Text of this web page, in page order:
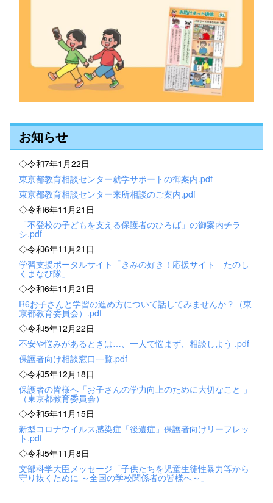
お知らせ
◇令和7年1月22日
東京都教育相談センター就学サポートの御案内.pdf
東京都教育相談センター来所相談のご案内.pdf
◇令和6年11月21日
「不登校の子どもを支える保護者のひろば」の御案内チラ
シ.pdf
◇令和6年11月21日
学習支援ポータルサイト「きみの好き！応援サイト たのし
くまなび隊」
◇令和6年11月21日
R6お子さんと学習の進め方について話してみませんか？（東
京都教育委員会）.pdf
◇令和5年12月22日
不安や悩みがあるときは…、一人で悩まず、相談しよう .pdf
保護者向け相談窓口一覧.pdf
◇令和5年12月18日
保護者の皆様へ「お子さんの学力向上のために大切なこと 」
（東京都教育委員会）
◇令和5年11月15日
新型コロナウイルス感染症「後遺症」保護者向けリーフレッ
ト.pdf
◇令和5年11月8日
文部科学大臣メッセージ「子供たちを児童生徒性暴力等から
守り抜くために ～全国の学校関係者の皆様へ～」